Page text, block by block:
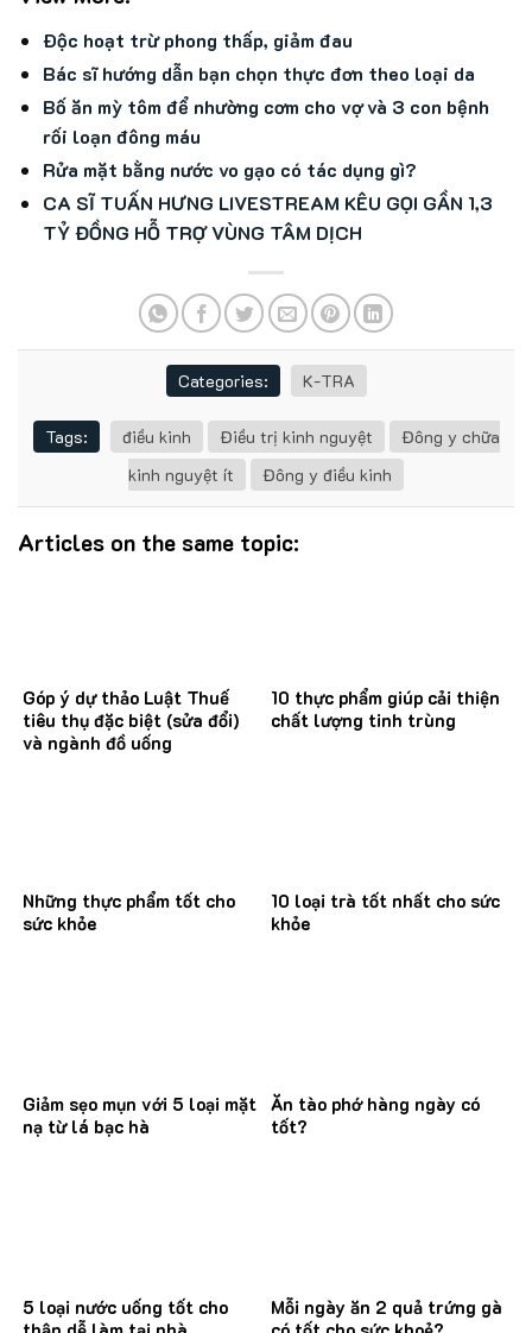
Ðộc hoạt trừ phong thấp, giảm đau
Bác sĩ hướng dẫn bạn chọn thực đơn theo loại da
Bố ăn mỳ tôm để nhường cơm cho vợ và 3 con bệnh
rối loạn đông máu
Rửa mặt bằng nước vo gạo có tác dụng gì?
CA SĨ TUẤN HƯNG LIVESTREAM KÊU GỌI GẦN 1,3
TỶ ĐỒNG HỖ TRỢ VÙNG TÂM DỊCH
Categories: K-TRA
Tags: điều kinh Điều trị kinh nguyệt
Đông y chữa
kinh nguyệt ít
Đông y điều kinh
Articles on the same topic:
Góp ý dự thảo Luật Thuế
tiêu thụ đặc biệt (sửa đổi)
và ngành đồ uống
10 thực phẩm giúp cải thiện
chất lượng tinh trùng
Những thực phẩm tốt cho
sức khỏe
10 loại trà tốt nhất cho sức
khỏe
Giảm sẹo mụn với 5 loại mặt
nạ từ lá bạc hà
Ăn tào phớ hàng ngày có
tốt?
5 loại nước uống tốt cho
Mỗi ngày ăn 2 quả trứng gà